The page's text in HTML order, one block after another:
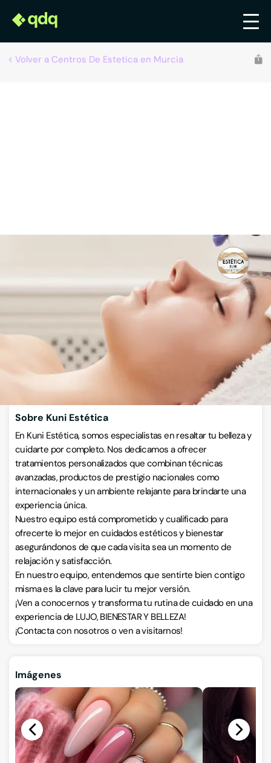
Volver a Centros De Estetica en Murcia
Avenida Príncipe de Asturias 44, 30007, Santiago y Zaraíche,
Murcia
VISITAR WEB
Sobre Kuni Estética
En Kuni Estética, somos especialistas en resaltar tu belleza y
cuidarte por completo. Nos dedicamos a ofrecer
tratamientos personalizados que combinan técnicas
avanzadas, productos de prestigio nacionales como
internacionales y un ambiente relajante para brindarte una
experiencia única.
Nuestro equipo está comprometido y cualificado para
ofrecerte lo mejor en cuidados estéticos y bienestar
asegurándonos de que cada visita sea un momento de
relajación y satisfacción.
En nuestro equipo, entendemos que sentirte bien contigo
misma es la clave para lucir tu mejor versión.
¡Ven a conocernos y transforma tu rutina de cuidado en una
experiencia de LUJO, BIENESTAR Y BELLEZA!
¡Contacta con nosotros o ven a visitarnos!
Imágenes